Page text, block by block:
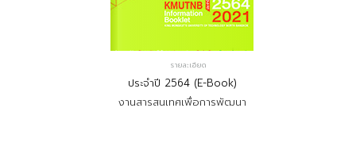
รายละเอียด
ประจำปี 2564 (E-Book)
งานสารสนเทศเพื่อการพัฒนา